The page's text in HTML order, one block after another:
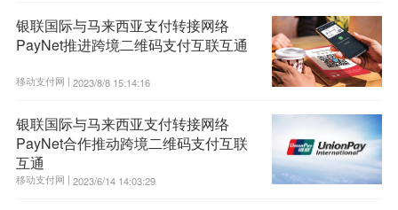
银联国际与马来西亚支付转接网络
PayNet推进跨境二维码支付互联互通
移动支付网 | 2023/8/8 15:14:16
银联国际与马来西亚支付转接网络
PayNet合作推动跨境二维码支付互联
互通
移动支付网 | 2023/6/14 14:03:29